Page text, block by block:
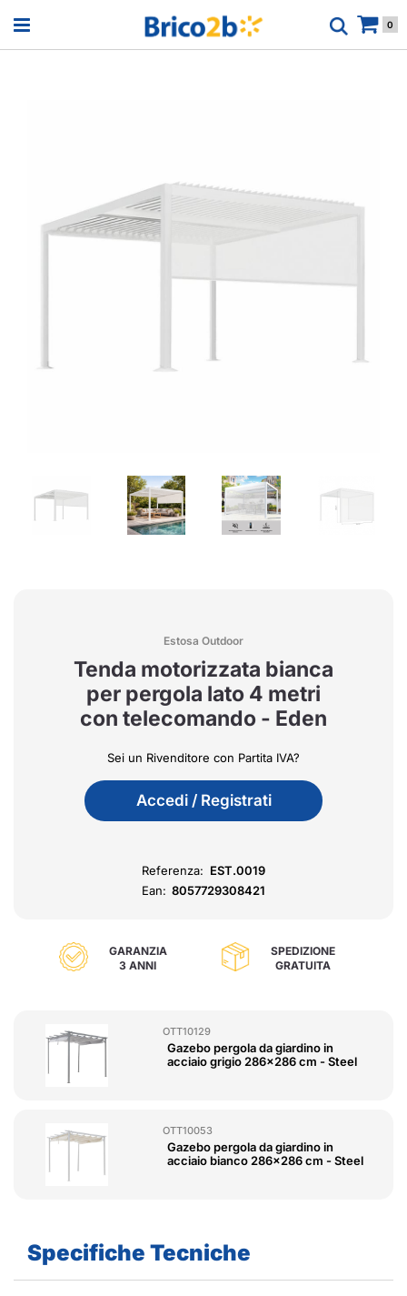
Open menu 0
Estosa Outdoor
Tenda motorizzata bianca
per pergola lato 4 metri
con telecomando - Eden
Sei un Rivenditore con Partita IVA?
Accedi / Registrati
Referenza: EST.0019
Ean: 8057729308421
GARANZIA
3 ANNI
SPEDIZIONE
GRATUITA
OTT10129
Gazebo pergola da giardino in
acciaio grigio 286x286 cm - Steel
OTT10053
Gazebo pergola da giardino in
acciaio bianco 286x286 cm - Steel
Specifiche Tecniche